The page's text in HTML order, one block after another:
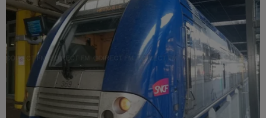
des années d'engorgement des parking du parc
des...